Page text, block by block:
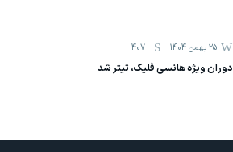
25 بهمن 1404 407
دوران ویژه هانسی فلیک، تیتر شد